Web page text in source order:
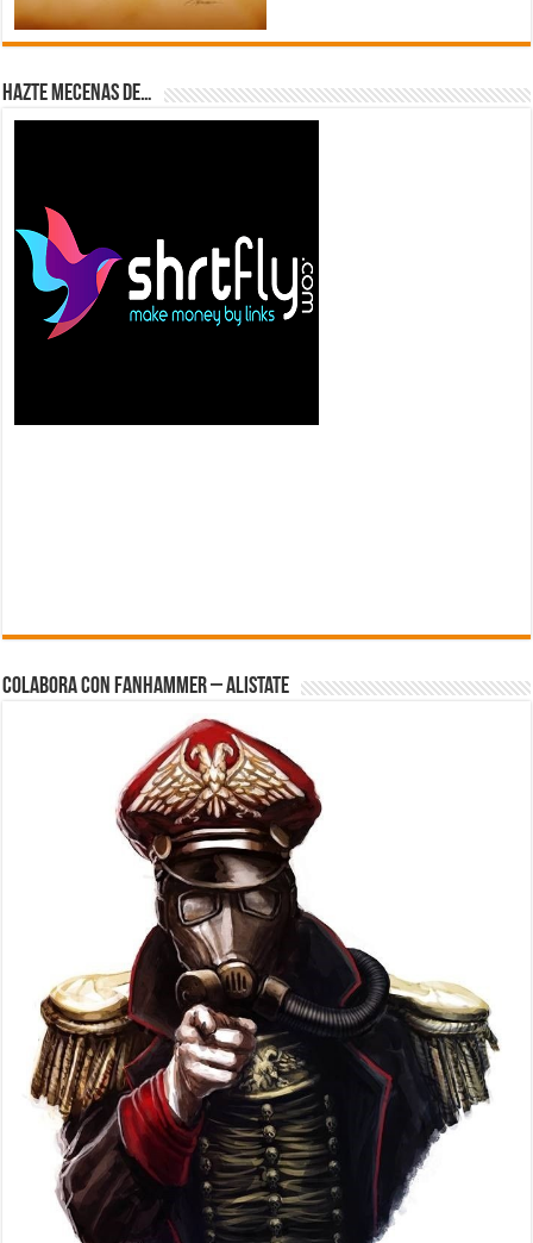
Hazte Mecenas de…
Colabora con FanHammer – Alistate